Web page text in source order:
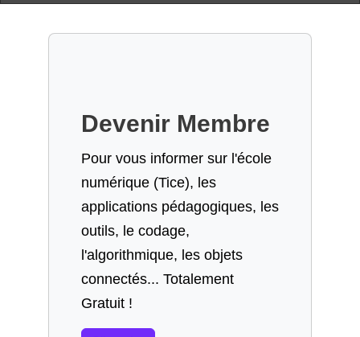
Devenir Membre
Pour vous informer sur l'école
numérique (Tice), les
applications pédagogiques, les
outils, le codage,
l'algorithmique, les objets
connectés... Totalement
Gratuit !